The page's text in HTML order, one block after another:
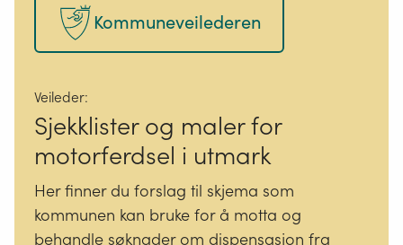
Kommuneveilederen
Veileder:
Sjekklister og maler for
motorferdsel i utmark
Her finner du forslag til skjema som
kommunen kan bruke for å motta og
behandle søknader om dispensasjon fra